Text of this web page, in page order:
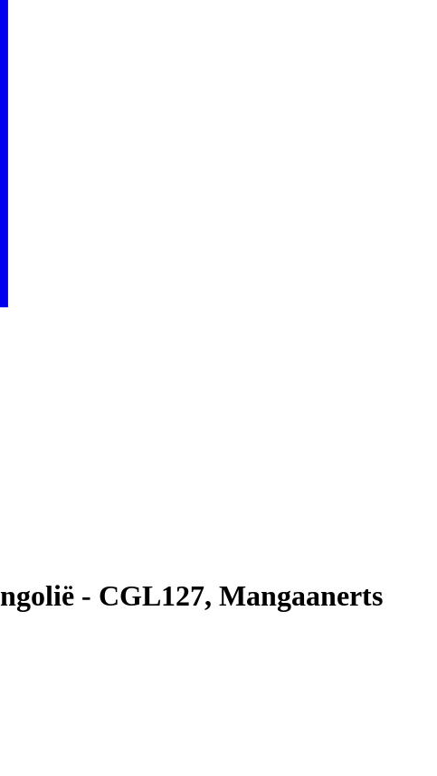
- CGL127, Mangaanerts